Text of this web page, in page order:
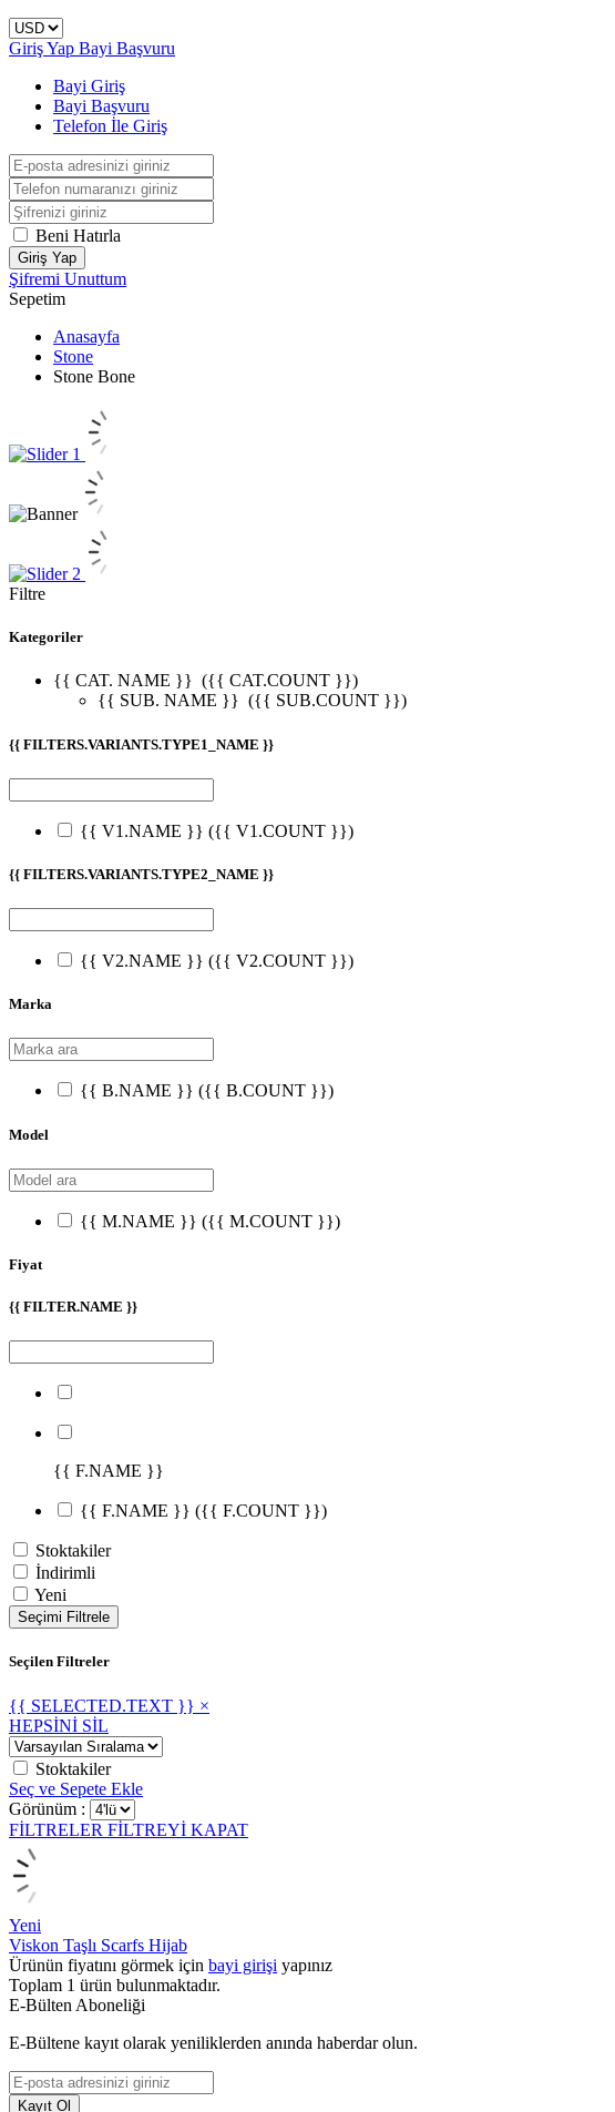
Giriş Yap Bayi Başvuru
Bayi Giriş
Bayi Başvuru
Telefon İle Giriş
Beni Hatırla
Giriş Yap
Şifremi Unuttum
Sepetim
Anasayfa
Stone
Stone Bone
Filtre
Kategoriler
{{ CAT. NAME }} ({{ CAT.COUNT }})
{{ SUB. NAME }} ({{ SUB.COUNT }})
{{ FILTERS.VARIANTS.TYPE1_NAME }}
{{ V1.NAME }} ({{ V1.COUNT }})
{{ FILTERS.VARIANTS.TYPE2_NAME }}
{{ V2.NAME }} ({{ V2.COUNT }})
Marka
{{ B.NAME }} ({{ B.COUNT }})
Model
{{ M.NAME }} ({{ M.COUNT }})
Fiyat
{{ FILTER.NAME }}
{{ F.NAME }}
{{ F.NAME }} ({{ F.COUNT }})
Stoktakiler
İndirimli
Yeni
Seçimi Filtrele
Seçilen Filtreler
{{ SELECTED.TEXT }} ×
HEPSİNİ SİL
Stoktakiler
Seç ve Sepete Ekle
Görünüm :
FİLTRELER FİLTREYİ KAPAT
Yeni
Viskon Taşlı Scarfs Hijab
Ürünün fiyatını görmek için bayi girişi yapınız
Toplam 1 ürün bulunmaktadır.
E-Bülten Aboneliği
E-Bültene kayıt olarak yeniliklerden anında haberdar olun.
Kayıt Ol